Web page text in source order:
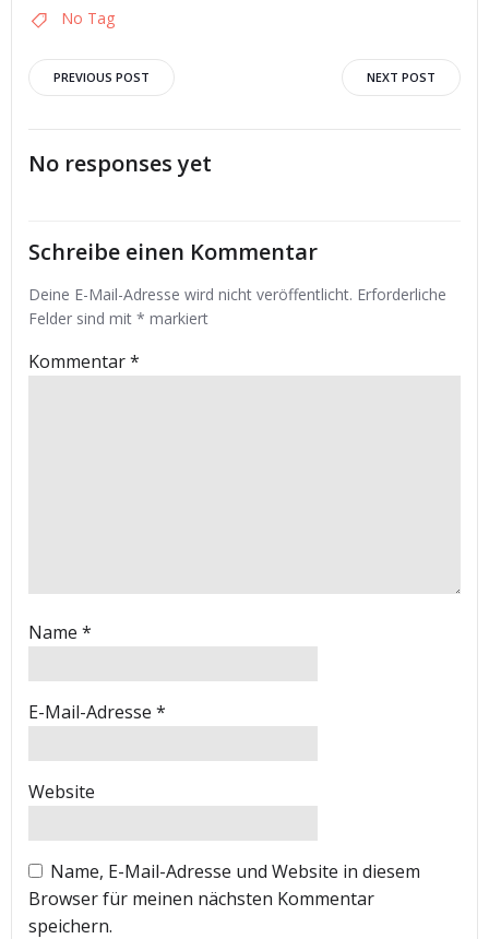
No Tag
Post
navigation
PREVIOUS POST
navigation
NEXT POST
No responses yet
Schreibe einen Kommentar
Deine E-Mail-Adresse wird nicht veröffentlicht. Erforderliche
Felder sind mit * markiert
Kommentar*
Name *
E-Mail-Adresse *
Website
Name, E-Mail-Adresse und Website in diesem
Browser für meinen nächsten Kommentar
speichern.